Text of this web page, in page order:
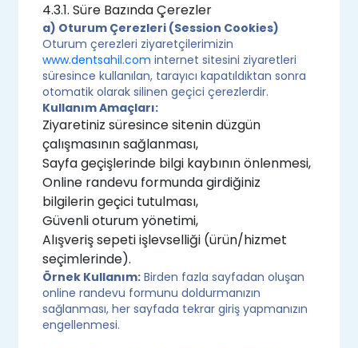
4.3.1. Süre Bazında Çerezler
a) Oturum Çerezleri (Session Cookies)
Oturum çerezleri ziyaretçilerimizin
www.dentsahil.com internet sitesini ziyaretleri
süresince kullanılan, tarayıcı kapatıldıktan sonra
otomatik olarak silinen geçici çerezlerdir.
Kullanım Amaçları:
Ziyaretiniz süresince sitenin düzgün
çalışmasının sağlanması,
Sayfa geçişlerinde bilgi kaybının önlenmesi,
Online randevu formunda girdiğiniz
bilgilerin geçici tutulması,
Güvenli oturum yönetimi,
Alışveriş sepeti işlevselliği (ürün/hizmet
seçimlerinde).
Örnek Kullanım: Birden fazla sayfadan oluşan
online randevu formunu doldurmanızın
sağlanması, her sayfada tekrar giriş yapmanızın
engellenmesi.